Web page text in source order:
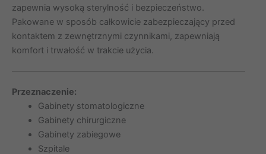
zapewnia wysoką sterylność i bezpieczeństwo.
Pakowane w sposób całkowicie zabezpieczający przed
kontaktem z zewnętrznymi czynnikami, zapewniają
komfort i trwałość w trakcie użycia.
Przeznaczenie:
Gabinety stomatologiczne
Gabinety chirurgiczne
Gabinety zabiegowe
Szpitale